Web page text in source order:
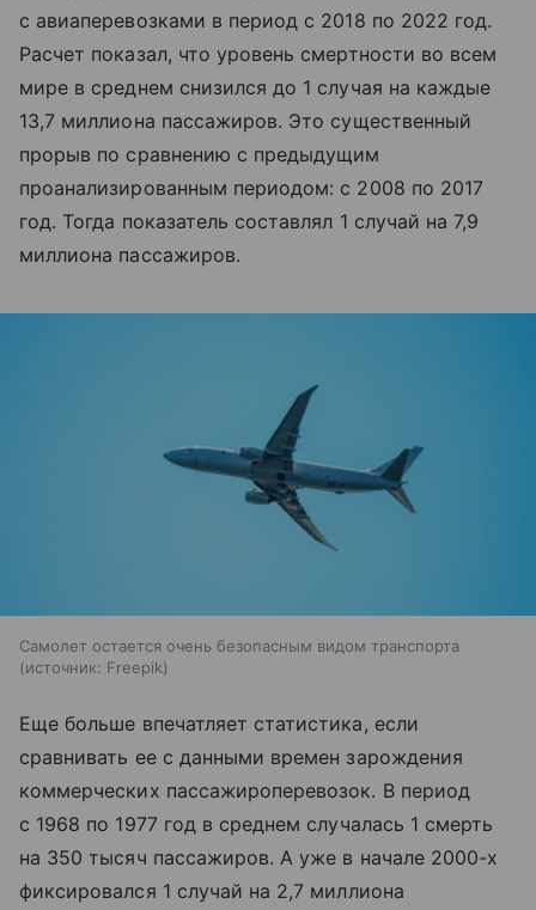
с авиаперевозками в период с 2018 по 2022 год.
Расчет показал, что уровень смертности во всем
мире в среднем снизился до 1 случая на каждые
13,7 миллиона пассажиров. Это существенный
прорыв по сравнению с предыдущим
проанализированным периодом: с 2008 по 2017
год. Тогда показатель составлял 1 случай на 7,9
миллиона пассажиров.
Самолет остается очень безопасным видом транспорта
источник: Freepik
Еще больше впечатляет статистика, если
сравнивать ее с данными времен зарождения
коммерческих пассажироперевозок. В период
с 1968 по 1977 год в среднем случалась 1 смерть
на 350 тысяч пассажиров. А уже в начале 2000-х
фиксировался 1 случай на 2,7 миллиона